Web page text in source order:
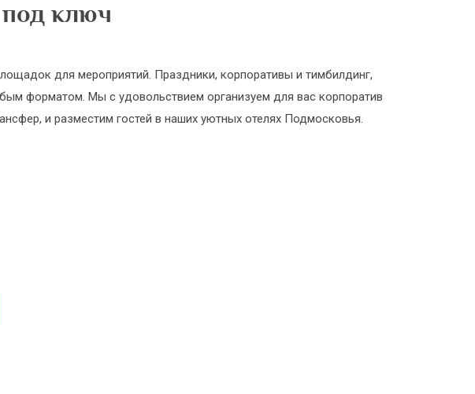
ключ
для мероприятий. Праздники, корпоративы и тимбилдинг,
форматом. Мы с удовольствием организуем для вас корпоратив
и разместим гостей в наших уютных отелях Подмосковья.